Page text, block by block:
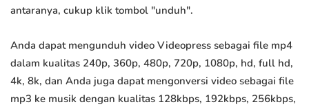
antaranya, cukup klik tombol "unduh".
Anda dapat mengunduh video Videopress sebagai file mp4
dalam kualitas 240p, 360p, 480p, 720p, 1080p, hd, full hd,
4k, 8k, dan Anda juga dapat mengonversi video sebagai file
mp3 ke musik dengan kualitas 128kbps, 192kbps, 256kbps,